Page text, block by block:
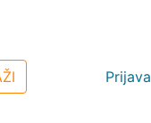
Prijava